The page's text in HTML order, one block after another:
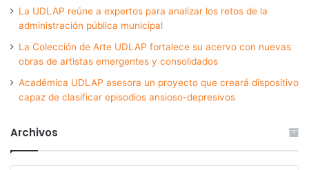
La UDLAP reúne a expertos para analizar los retos de la
administración pública municipal
La Colección de Arte UDLAP fortalece su acervo con nuevas
obras de artistas emergentes y consolidados
Académica UDLAP asesora un proyecto que creará dispositivo
capaz de clasificar episodios ansioso-depresivos
Archivos